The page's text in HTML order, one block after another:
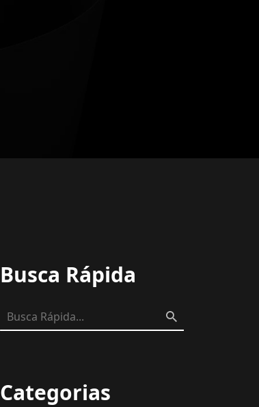
Busca Rápida
Categorias